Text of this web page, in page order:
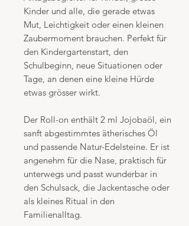
Kinder und alle, die gerade etwas
Mut, Leichtigkeit oder einen kleinen
Zaubermoment brauchen. Perfekt für
den Kindergartenstart, den
Schulbeginn, neue Situationen oder
Tage, an denen eine kleine Hürde
etwas grösser wirkt.
Der Roll-on enthält 2 ml Jojobaöl, ein
sanft abgestimmtes ätherisches Öl
und passende Natur-Edelsteine. Er ist
angenehm für die Nase, praktisch für
unterwegs und passt wunderbar in
den Schulsack, die Jackentasche oder
als kleines Ritual in den
Familienalltag.